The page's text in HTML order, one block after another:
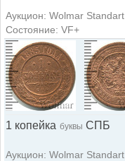
Аукцион: Wolmar Standart
Состояние: VF+
1 копейка буквы СПБ
Аукцион: Wolmar Standart